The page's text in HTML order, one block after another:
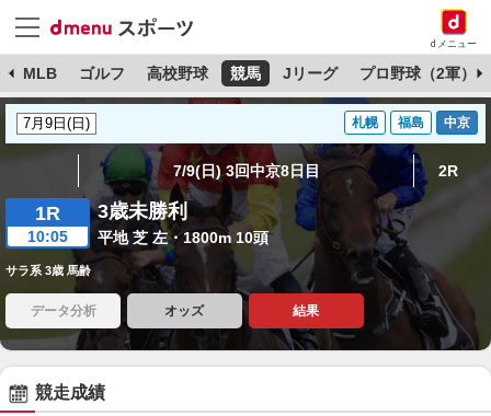
dメニュー
MLB ゴルフ 高校野球 競馬 Jリーグ プロ野球（2軍）
札幌 福島 中京
7/9(日) 3回中京8日目 2R
1R
10:05
3歳未勝利
平地 芝 左・1800m 10頭
サラ系 3歳 馬齢
データ分析 オッズ 結果
競走成績